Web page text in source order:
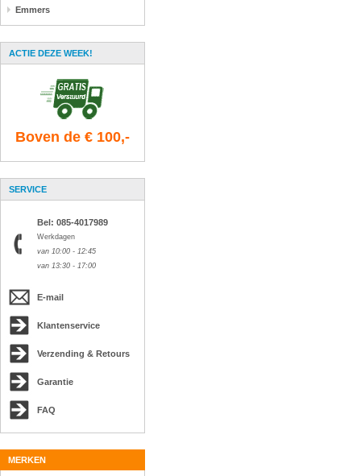
Emmers
ACTIE DEZE WEEK!
Boven de € 100,-
SERVICE
Bel: 085-4017989
Werkdagen
van 10:00 - 12:45
van 13:30 - 17:00
E-mail
Klantenservice
Verzending & Retours
Garantie
FAQ
MERKEN